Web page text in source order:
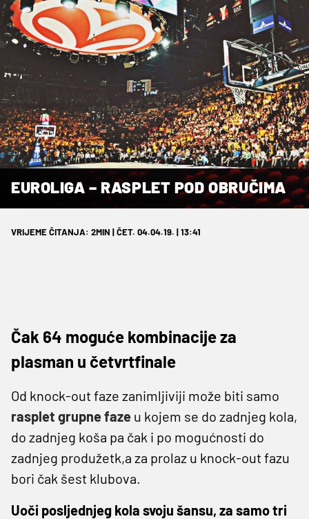
EUROLIGA – RASPLET POD OBRUČIMA
VRIJEME ČITANJA: 2MIN | ČET. 04.04.19. | 13:41
Čak 64 moguće kombinacije za
plasman u četvrtfinale
Od knock-out faze zanimljiviji može biti samo
rasplet grupne faze u kojem se do zadnjeg kola,
do zadnjeg koša pa čak i po mogućnosti do
zadnjeg produžetk,a za prolaz u knock-out fazu
bori čak šest klubova.
Uoči posljednjeg kola svoju šansu, za samo tri